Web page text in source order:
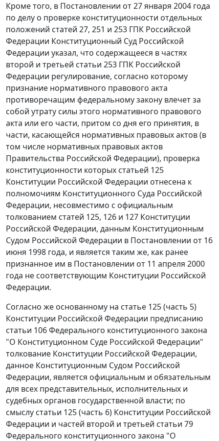
Кроме того, в Постановлении от 27 января 2004 года
по делу о проверке конституционности отдельных
положений статей 27, 251 и 253 ГПК Российской
Федерации Конституционный Суд Российской
Федерации указал, что содержащееся в частях
второй и третьей статьи 253 ГПК Российской
Федерации регулирование, согласно которому
признание нормативного правового акта
противоречащим федеральному закону влечет за
собой утрату силы этого нормативного правового
акта или его части, притом со дня его принятия, в
части, касающейся нормативных правовых актов (в
том числе нормативных правовых актов
Правительства Российской Федерации), проверка
конституционности которых статьей 125
Конституции Российской Федерации отнесена к
полномочиям Конституционного Суда Российской
Федерации, несовместимо с официальным
толкованием статей 125, 126 и 127 Конституции
Российской Федерации, данным Конституционным
Судом Российской Федерации в Постановлении от 16
июня 1998 года, и является таким же, как ранее
признанное им в Постановлении от 11 апреля 2000
года не соответствующим Конституции Российской
Федерации.
Согласно же основанному на статье 125 (часть 5)
Конституции Российской Федерации предписанию
статьи 106Федерального конституционного закона
"О Конституционном Суде Российской Федерации"
толкование Конституции Российской Федерации,
данное Конституционным Судом Российской
Федерации, является официальным и обязательным
для всех представительных, исполнительных и
судебных органов государственной власти; по
смыслу статьи 125 (часть 6) Конституции Российской
Федерации и частей второй и третьей статьи 79
Федерального конституционного закона "О